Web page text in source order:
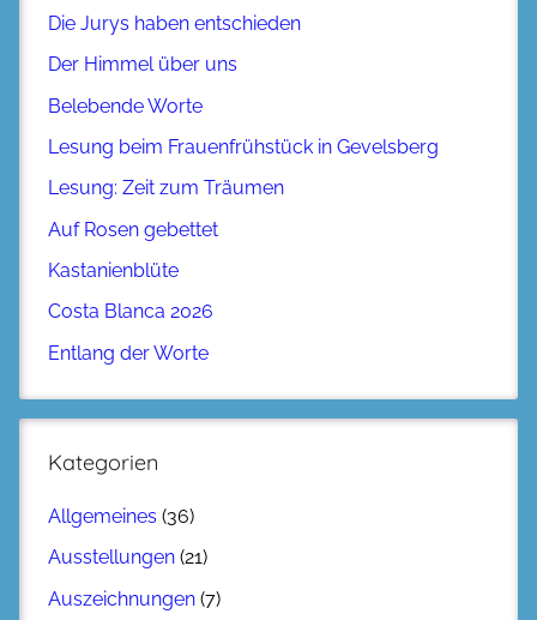
Die Jurys haben entschieden
Der Himmel über uns
Belebende Worte
Lesung beim Frauenfrühstück in Gevelsberg
Lesung: Zeit zum Träumen
Auf Rosen gebettet
Kastanienblüte
Costa Blanca 2026
Entlang der Worte
Kategorien
Allgemeines (36)
Ausstellungen (21)
Auszeichnungen (7)